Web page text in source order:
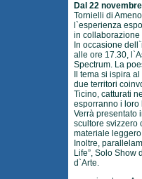
Dal 22
Tornielli di
l`esperienza
in collaborazione
In occasione
alle ore 17.30,
Spectrum. La
Il tema si ispira
due territori
Ticino, catturati
esporranno i loro
Verrà presentato
scultore svizzero
materiale
Inoltre,
Life”, Solo Show
d`Arte.